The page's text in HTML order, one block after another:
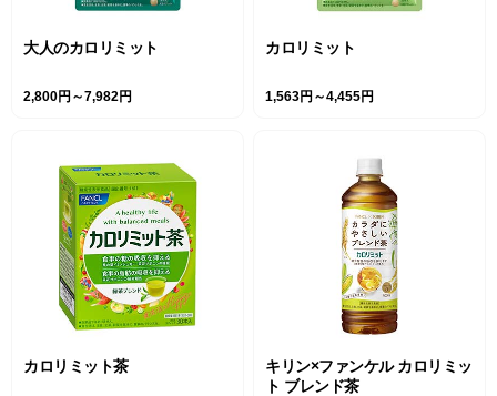
大人のカロリミット
2,800円～7,982円
カロリミット
1,563円～4,455円
カロリミット茶
キリン×ファンケル カロリミッ
ト ブレンド茶